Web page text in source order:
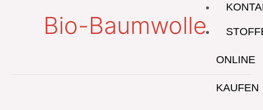
ONLINE
KAUFEN
Bio-Baumwolle